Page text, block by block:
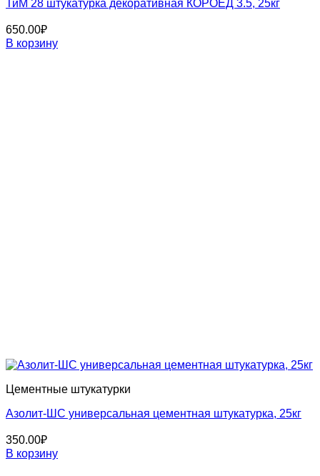
ТиМ 28 штукатурка декоративная КОРОЕД 3.5, 25кг
650.00₽
В корзину
Цементные штукатурки
Азолит-ШС универсальная цементная штукатурка, 25кг
350.00₽
В корзину